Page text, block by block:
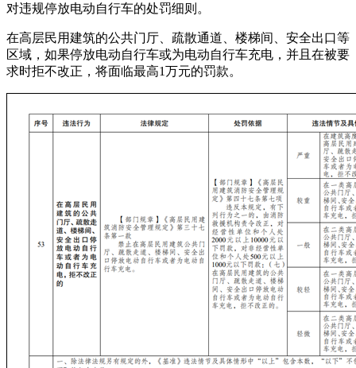
对违规停放电动自行车的处罚细则。
在高层民用建筑的公共门厅、疏散通道、楼梯间、安全出口等
区域，如果停放电动自行车或为电动自行车充电，并且在被要
求时拒不改正，将面临最高1万元的罚款。